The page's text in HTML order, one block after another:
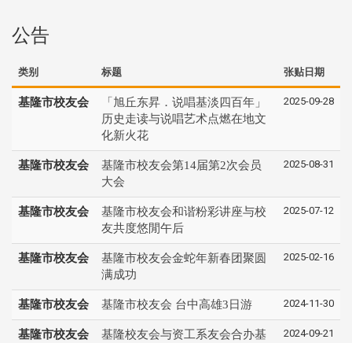
公告
类别 标题 张贴日期
基隆市校友会
「旭丘东昇．说唱基淡四百年」
历史走读与说唱艺术点燃在地文
化新火花
2025-09-28
基隆市校友会
基隆市校友会第14届第2次会员
大会
2025-08-31
基隆市校友会
基隆市校友会和谐粉彩讲座与校
友共度悠閒午后
2025-07-12
基隆市校友会
基隆市校友会金蛇年新春团聚圆
满成功
2025-02-16
基隆市校友会 基隆市校友会 台中高雄3日游 2024-11-30
基隆市校友会
基隆校友会与资工系友会合办基
2024-09-21